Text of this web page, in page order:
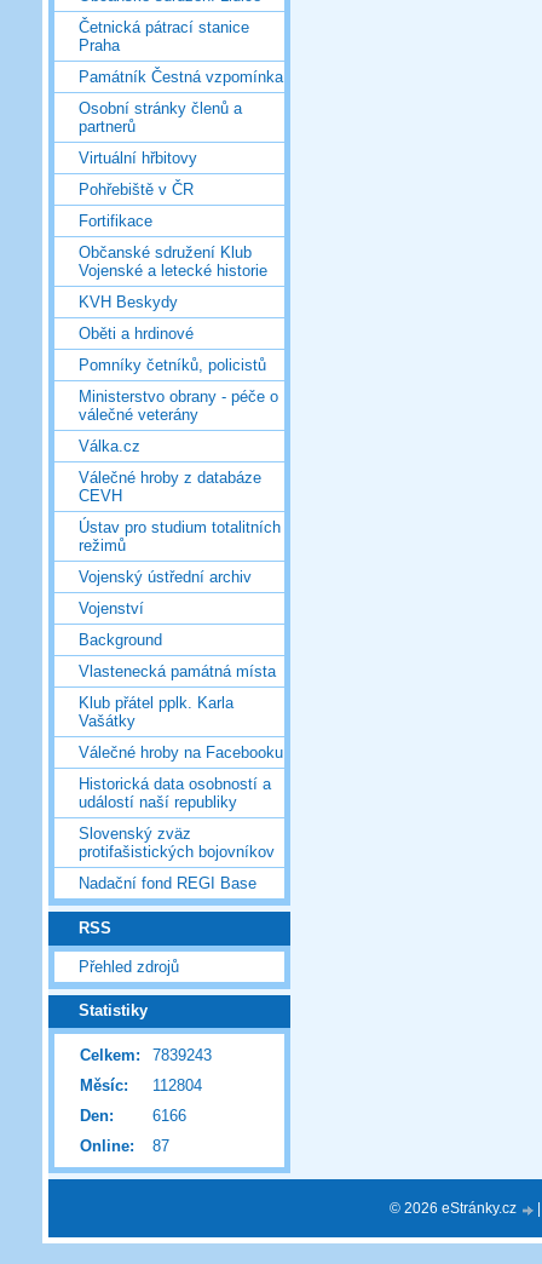
Četnická pátrací stanice
Praha
Památník Čestná vzpomínka
Osobní stránky členů a
partnerů
Virtuální hřbitovy
Pohřebiště v ČR
Fortifikace
Občanské sdružení Klub
Vojenské a letecké historie
KVH Beskydy
Oběti a hrdinové
Pomníky četníků, policistů
Ministerstvo obrany - péče o
válečné veterány
Válka.cz
Válečné hroby z databáze
CEVH
Ústav pro studium totalitních
režimů
Vojenský ústřední archiv
Vojenství
Background
Vlastenecká památná místa
Klub přátel pplk. Karla
Vašátky
Válečné hroby na Facebooku
Historická data osobností a
událostí naší republiky
Slovenský zväz
protifašistických bojovníkov
Nadační fond REGI Base
RSS
Přehled zdrojů
Statistiky
Online: 87
Celkem:
7839243
Měsíc:
112804
Den:
6166
© 2026 eStránky.cz